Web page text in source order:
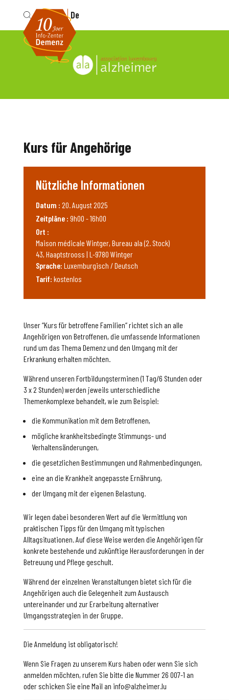
Fr De
Unser “Kurs für betroffene Familien“ richtet sich an alle
Angehörigen von Betroffenen, die umfassende Informationen
rund um das Thema Demenz und den Umgang mit der
Erkrankung erhalten möchten.
Während unseren Fortbildungsterminen (1 Tag/6 Stunden oder
3 x 2 Stunden) werden jeweils unterschiedliche
Themenkomplexe behandelt, wie zum Beispiel:
die Kommunikation mit dem Betroffenen,
mögliche krankheitsbedingte Stimmungs- und
Verhaltensänderungen,
die gesetzlichen Bestimmungen und Rahmenbedingungen,
eine an die Krankheit angepasste Ernährung,
der Umgang mit der eigenen Belastung.
Wir legen dabei besonderen Wert auf die Vermittlung von
praktischen Tipps für den Umgang mit typischen
Alltagsituationen. Auf diese Weise werden die Angehörigen für
konkrete bestehende und zukünftige Herausforderungen in der
Betreuung und Pflege geschult.
Während der einzelnen Veranstaltungen bietet sich für die
Angehörigen auch die Gelegenheit zum Austausch
untereinander und zur Erarbeitung alternativer
Umgangsstrategien in der Gruppe.
Die Anmeldung ist obligatorisch!
Wenn Sie Fragen zu unserem Kurs haben oder wenn Sie sich
anmelden möchten, rufen Sie bitte die Nummer 26 007-1 an
oder schicken Sie eine Mail an info@alzheimer.lu
Kurs für Angehörige
Nützliche Informationen
Datum : 20. August 2025
Zeitpläne : 9h00 - 16h00
Ort :
Maison médicale Wintger, Bureau ala (2. Stock)
43, Haaptstrooss | L-9780 Wintger
Sprache: Luxemburgisch / Deutsch
Tarif: kostenlos